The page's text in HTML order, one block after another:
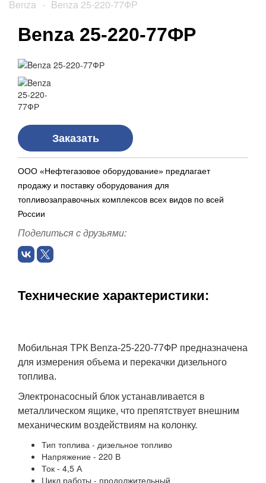
Benza - Benza 25-220-77ФР
Benza 25-220-77ФР
Заказать
ООО «Нефтегазовое оборудование» предлагает
продажу и поставку оборудования для
топливозаправочных комплексов всех видов по всей
России
Поделиться с друзьями:
Технические характеристики:
Мобильная ТРК Benza-25-220-77ФР предназначена
для измерения объема и перекачки дизельного
топлива.
Электронасосный блок устанавливается в
металлическом ящике, что препятствует внешним
механическим воздействиям на колонку.
Тип топлива - дизельное топливо
Напряжение - 220 В
Ток - 4,5 А
Цикл работы - продолжительный